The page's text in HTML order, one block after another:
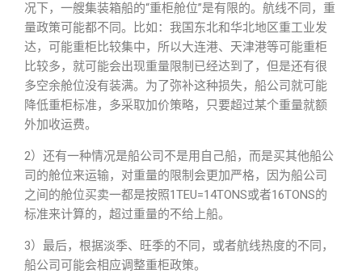
况下，一艘集装箱船的“重柜舱位”是有限的。航线不同，重
量政策可能都不同。比如：我国东北和华北地区重工业发
达，可能重柜比较集中，所以大连港、天津港等可能重柜
比较多，就可能会出现重量限制已经达到了，但是还有很
多空余舱位没有装满。为了弥补这种损失，船公司就可能
降低重柜标准，多采取加价策略，只要超过某个重量就额
外加收运费。
2）还有一种情况是船公司不是用自己船，而是买其他船公
司的舱位来运输，对重量的限制会更加严格，因为船公司
之间的舱位买卖一都是按照1TEU=14TONS或者16TONS的
标准来计算的，超过重量的不给上船。
3）最后，根据淡季、旺季的不同，或者航线热度的不同，
船公司可能会相应调整重柜政策。